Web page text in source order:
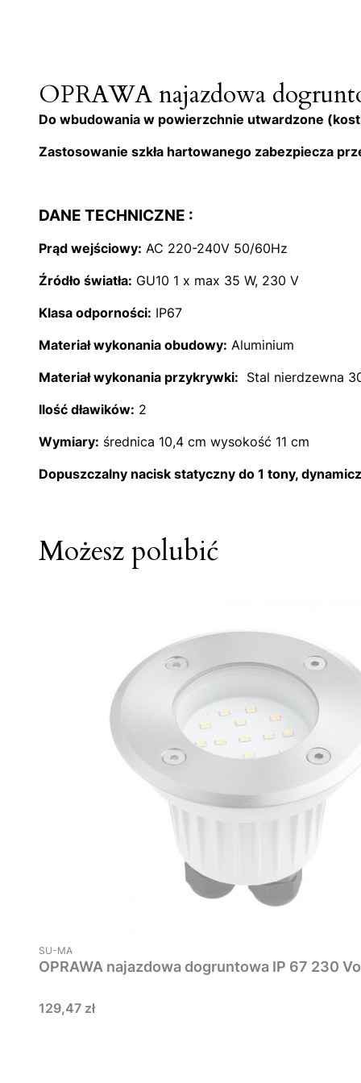
OPRAWA najazdowa
Do wbudowania w powierzchnie utwardzone
Zastosowanie szkła hartowanego zabezpiecza
DANE TECHNICZNE :
Prąd wejściowy: AC 220-240V 50/60Hz
Źródło światła: GU10 1 x max 35 W, 230 V
Klasa odporności: IP67
Materiał wykonania obudowy: Aluminium
Materiał wykonania przykrywki: Stal nierdzewna
Ilość dławików: 2
Wymiary: średnica 10,4 cm wysokość 11 cm
Dopuszczalny nacisk statyczny do 1 tony,
Możesz polubić
PRODUCENT
SU-MA
OPRAWA najazdowa dogruntowa IP 67 230
Cena
129,47 zł